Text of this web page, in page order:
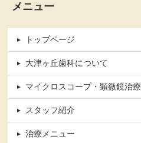
メニュー
トップページ
大津ヶ丘歯科について
マイクロスコープ・顕微鏡治療
スタッフ紹介
治療メニュー